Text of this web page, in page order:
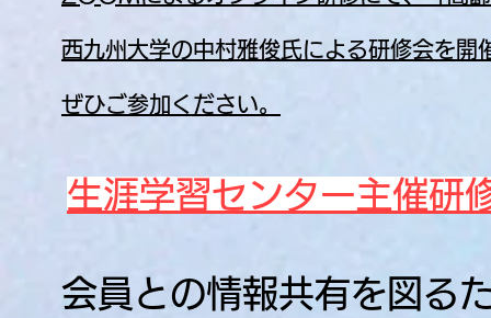
西九州大学の中村雅俊氏による研修会を
​ぜひご参加ください。
生涯学習センター主催研
会員との情報共有を図る